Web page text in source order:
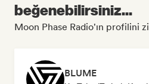
beğenebilirsiniz...
Moon Phase Radio'ın profilini
BLUME